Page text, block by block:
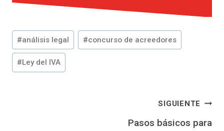
Etiquetas
de
la
#análisis legal #concurso de acreedores
#Ley del IVA
SIGUIENTE
Pasos básicos para